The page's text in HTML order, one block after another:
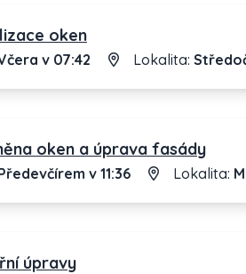
oken
v 07:42 Lokalita:
oken a úprava fasády
v 11:36 Lokalita:
úpravy